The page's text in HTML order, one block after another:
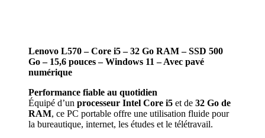
Lenovo L570 – Core i5 – 32 Go RAM – SSD 500
Go – 15,6 pouces – Windows 11 – Avec pavé
numérique
Performance fiable au quotidien
Équipé d’un processeur Intel Core i5 et de 32 Go de
RAM, ce PC portable offre une utilisation fluide pour
la bureautique, internet, les études et le télétravail.